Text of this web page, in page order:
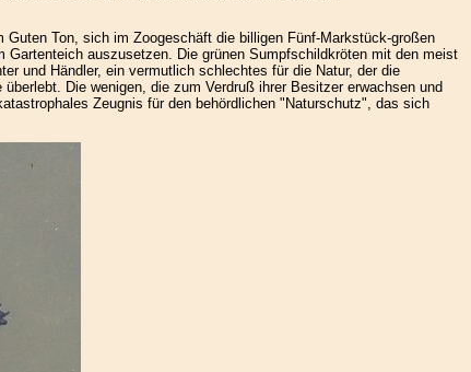
Ton, sich im Zoogeschäft die billigen Fünf-Markstück-großen
Gartenteich auszusetzen. Die grünen Sumpfschildkröten mit den meist
und Händler, ein vermutlich schlechtes für die Natur, der die
Die wenigen, die zum Verdruß ihrer Besitzer erwachsen und
Zeugnis für den behördlichen "Naturschutz", das sich